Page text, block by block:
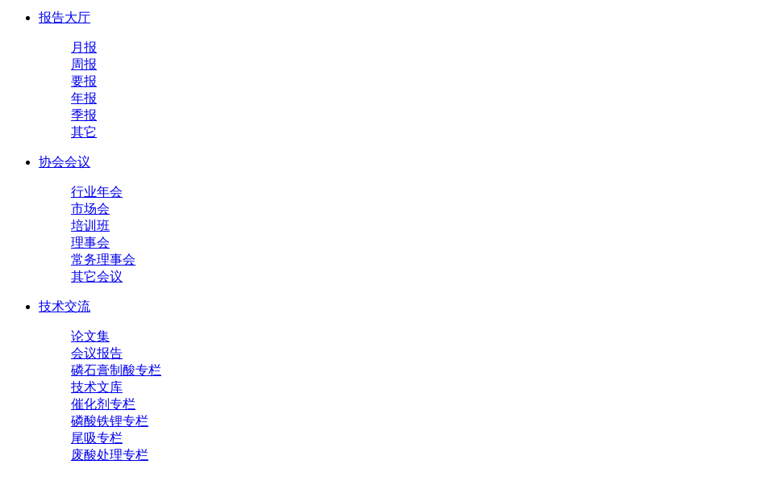
报告大厅
月报
周报
要报
年报
季报
其它
协会会议
行业年会
市场会
培训班
理事会
常务理事会
其它会议
技术交流
论文集
会议报告
磷石膏制酸专栏
技术文库
催化剂专栏
磷酸铁锂专栏
尾吸专栏
废酸处理专栏